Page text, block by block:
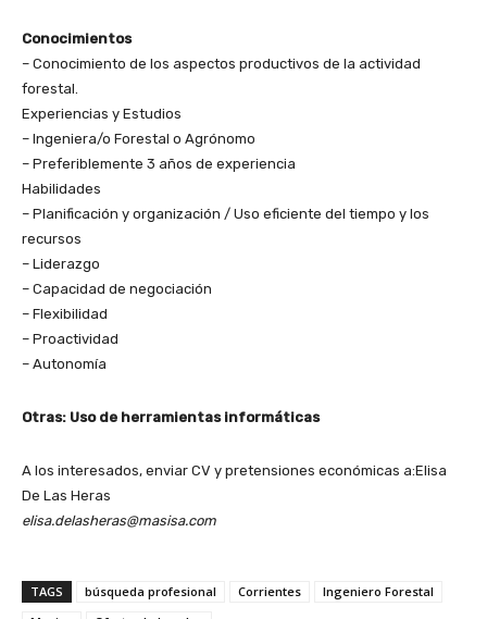
Conocimientos
– Conocimiento de los aspectos productivos de la actividad
forestal.
Experiencias y Estudios
– Ingeniera/o Forestal o Agrónomo
– Preferiblemente 3 años de experiencia
Habilidades
– Planificación y organización / Uso eficiente del tiempo y los
recursos
– Liderazgo
– Capacidad de negociación
– Flexibilidad
– Proactividad
– Autonomía
Otras: Uso de herramientas informáticas
A los interesados, enviar CV y pretensiones económicas a:Elisa
De Las Heras
elisa.delasheras@masisa.com
TAGS búsqueda profesional Corrientes
Ingeniero Forestal